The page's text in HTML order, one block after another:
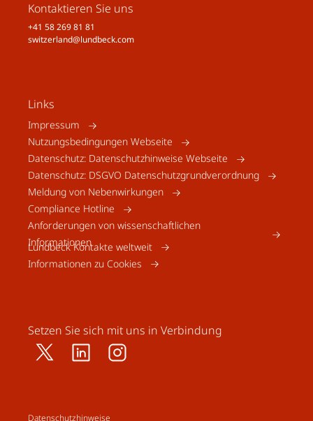
Kontaktieren Sie uns
+41 58 269 81 81
switzerland@lundbeck.com
Links
Impressum
Nutzungsbedingungen Webseite
Datenschutz: Datenschutzhinweise Webseite
Datenschutz: DSGVO Datenschutzgrundverordnung
Meldung von Nebenwirkungen
Compliance Hotline
Anforderungen von wissenschaftlichen
Informationen
Lundbeck Kontakte weltweit
Informationen zu Cookies
Setzen Sie sich mit uns in Verbindung
Datenschutzhinweise